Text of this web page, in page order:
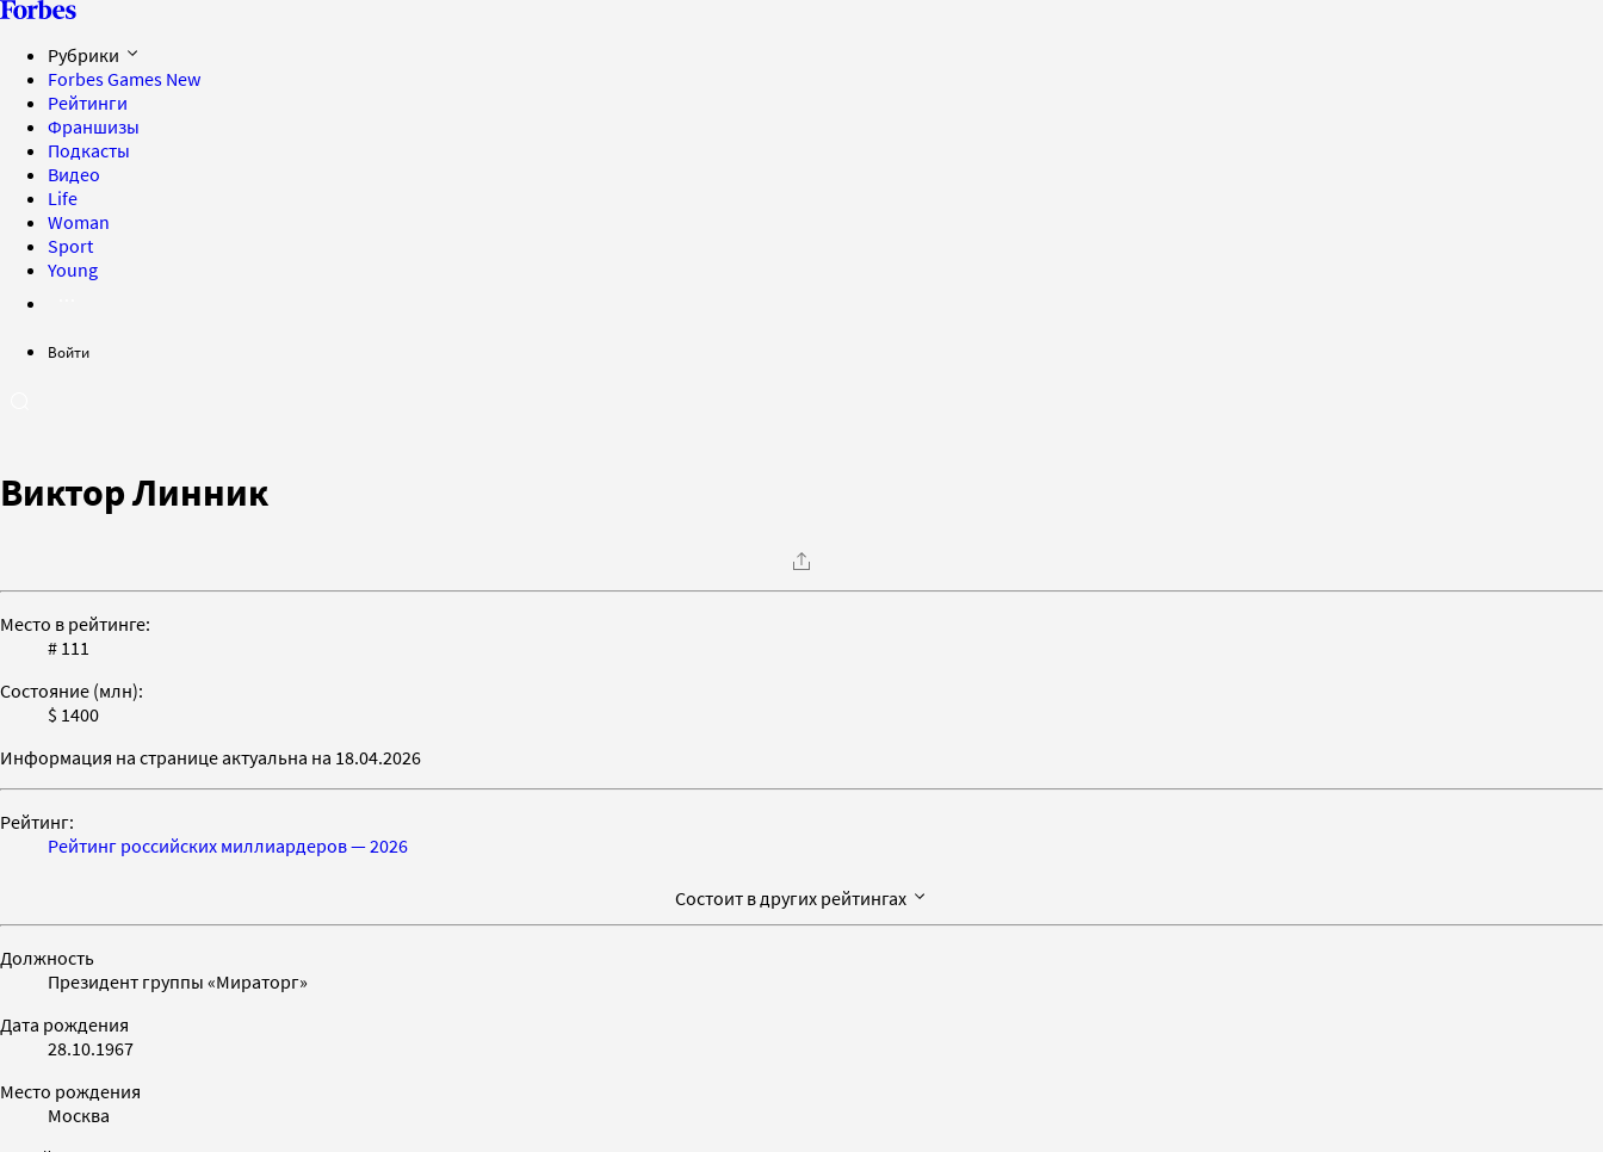
Рубрики
Forbes Games New
Рейтинги
Франшизы
Подкасты
Видео
Life
Woman
Sport
Young
Войти
Виктор Линник
Место в рейтинге:
# 111
Состояние (млн):
$ 1400
Информация на странице актуальна на 18.04.2026
Рейтинг:
Рейтинг российских миллиардеров — 2026
Состоит в других рейтингах
Должность
Президент группы «Мираторг»
Дата рождения
28.10.1967
Место рождения
Москва